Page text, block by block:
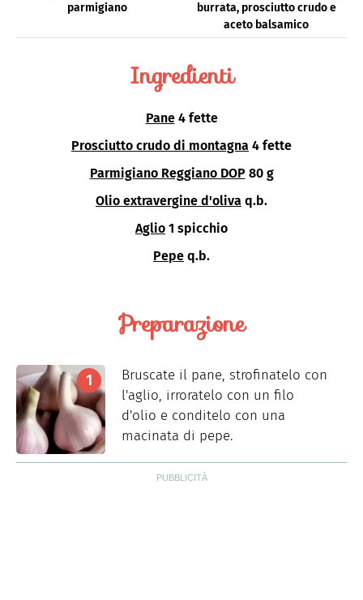
parmigiano
burrata, prosciutto crudo e
aceto balsamico
Ingredienti
Pane 4 fette
Prosciutto crudo di montagna 4 fette
Parmigiano Reggiano DOP 80 g
Olio extravergine d'oliva q.b.
Aglio 1 spicchio
Pepe q.b.
Preparazione
Bruscate il pane, strofinatelo con
l'aglio, irroratelo con un filo
d'olio e conditelo con una
macinata di pepe.